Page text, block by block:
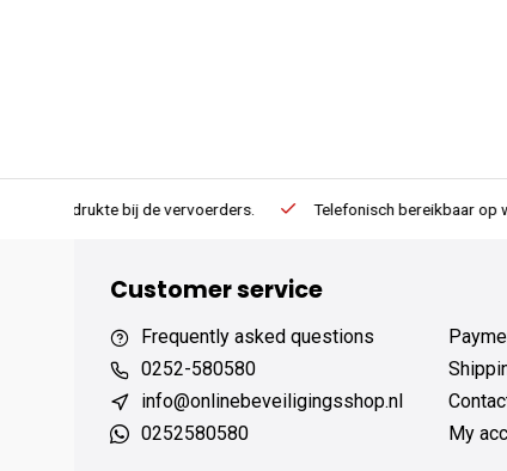
Telefonisch bereikbaar op werkdagen van 13:00 tot
Customer service
Frequently asked questions
0252-580580
info@onlinebeveiligingsshop.nl
0252580580
My